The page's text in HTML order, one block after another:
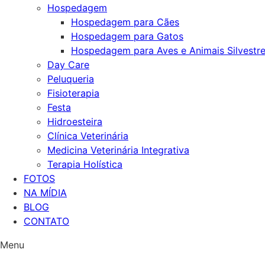
Hospedagem
Hospedagem para Cães
Hospedagem para Gatos
Hospedagem para Aves e Animais
Day Care
Peluqueria
Fisioterapia
Festa
Hidroesteira
Clínica Veterinária
Medicina Veterinária Integrativa
Terapia Holística
FOTOS
NA MÍDIA
BLOG
CONTATO
Menu